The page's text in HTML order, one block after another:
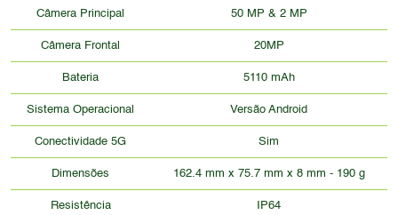
Câmera Principal 50 MP & 2 MP
Câmera Frontal 20MP
Bateria 5110 mAh
Sistema Operacional Versão Android
Conectividade 5G Sim
Dimensões 162.4 mm x 75.7 mm x 8 mm - 190 g
Resistência IP64